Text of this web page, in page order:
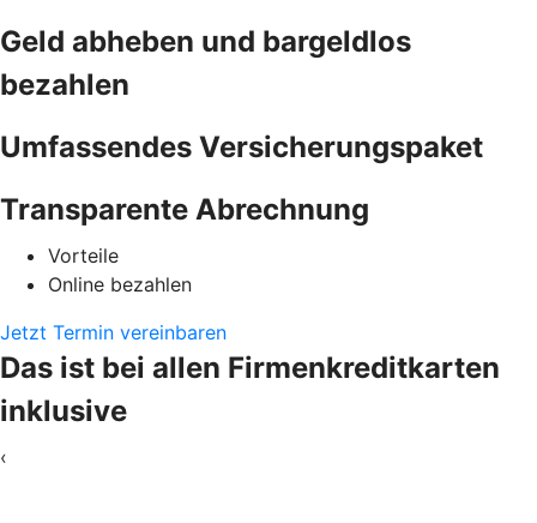
Geld abheben und bargeldlos
bezahlen
Umfassendes Versicherungspaket
Transparente Abrechnung
Vorteile
Online bezahlen
Jetzt Termin vereinbaren
Das ist bei allen Firmenkreditkarten
inklusive
‹